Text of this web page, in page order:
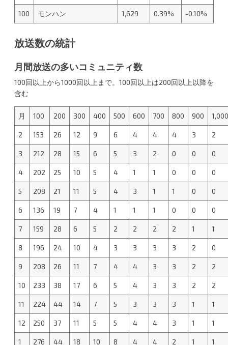
100 モンハン 1,629 0.39% -0.10%
放送数の統計
月間放送の多いコミュニティ数
100回以上から1000回以上まで。100回以上は200回以上以降を
含む
月 100 200 300 400 500 600 700 800 900 1,000
2 153 26 12 9 6 4 4 4 3 2
3 212 28 15 6 5 3 2 0 0 0
4 202 25 10 5 4 1 1 0 0 0
5 208 21 11 5 4 3 1 1 0 0
6 136 19 7 4 1 1 1 0 0 0
7 159 28 6 5 2 2 2 2 1 1
8 196 24 10 4 3 3 3 3 2 0
9 208 26 11 7 4 4 3 3 2 2
10 233 38 17 6 5 4 3 3 2 2
11 224 44 14 7 5 3 3 3 1 1
12 250 37 11 5 5 4 4 3 1 1
1 276 44 18 10 8 4 4 2 1 1